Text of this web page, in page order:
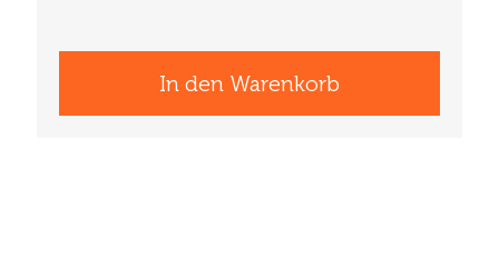
In den Warenkorb